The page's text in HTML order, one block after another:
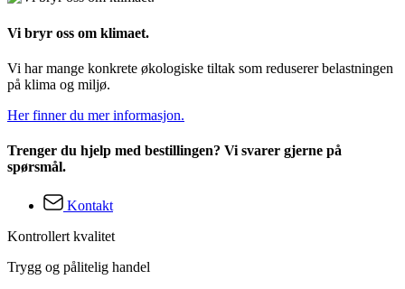
Vi bryr oss om klimaet.
Vi har mange konkrete økologiske tiltak som reduserer belastningen
på klima og miljø.
Her finner du mer informasjon.
Trenger du hjelp med bestillingen? Vi svarer gjerne på
spørsmål.
Kontakt
Kontrollert kvalitet
Trygg og pålitelig handel